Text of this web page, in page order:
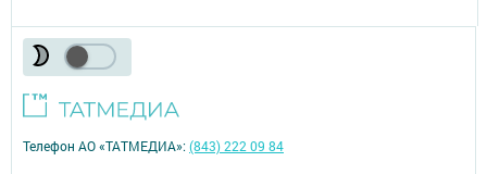
Телефон АО «ТАТМЕДИА»:(843) 222 09 84